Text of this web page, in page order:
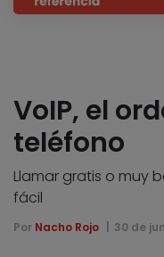
VoIP, el
teléfono
Llamar gratis o muy
fácil
Por Nacho Rojo 30 de